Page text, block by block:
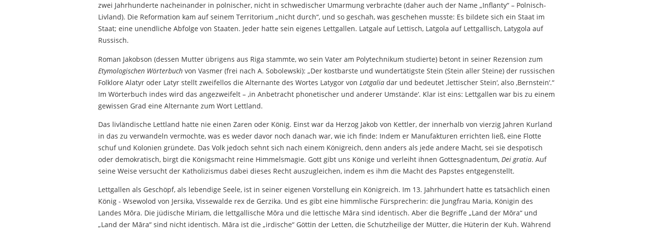
zwei Jahrhunderte nacheinander in polnischer, nicht in schwedischer Umarmung verbrachte (daher auch der Name „Inflanty“ – Polnisch-
Livland). Die Reformation kam auf seinem Territorium „nicht durch“, und so geschah, was geschehen musste: Es bildete sich ein Staat im
Staat; eine unendliche Abfolge von Staaten. Jeder hatte sein eigenes Lettgallen. Latgale auf Lettisch, Latgola auf Lettgallisch, Latygola auf
Russisch.
Roman Jakobson (dessen Mutter übrigens aus Riga stammte, wo sein Vater am Polytechnikum studierte) betont in seiner Rezension zum
Etymologischen Wörterbuch von Vasmer (frei nach A. Sobolewski): „Der kostbarste und wundertätigste Stein (Stein aller Steine) der russischen
Folklore Alatyr oder Latyr stellt zweifellos die Alternante des Wortes Latygor von Latgalia dar und bedeutet ‚lettischer Stein‘, also ‚Bernstein‘.“
Im Wörterbuch indes wird das angezweifelt – ‚in Anbetracht phonetischer und anderer Umstände‘. Klar ist eins: Lettgallen war bis zu einem
gewissen Grad eine Alternante zum Wort Lettland.
Das livländische Lettland hatte nie einen Zaren oder König. Einst war da Herzog Jakob von Kettler, der innerhalb von vierzig Jahren Kurland
in das zu verwandeln vermochte, was es weder davor noch danach war, wie ich finde: Indem er Manufakturen errichten ließ, eine Flotte
schuf und Kolonien gründete. Das Volk jedoch sehnt sich nach einem Königreich, denn anders als jede andere Macht, sei sie despotisch
oder demokratisch, birgt die Königsmacht reine Himmelsmagie. Gott gibt uns Könige und verleiht ihnen Gottesgnadentum, Dei gratia. Auf
seine Weise versucht der Katholizismus dabei dieses Recht auszugleichen, indem es ihm die Macht des Papstes entgegenstellt.
Lettgallen als Geschöpf, als lebendige Seele, ist in seiner eigenen Vorstellung ein Königreich. Im 13. Jahrhundert hatte es tatsächlich einen
König - Wsewolod von Jersika, Vissewalde rex de Gerzika. Und es gibt eine himmlische Fürsprecherin: die Jungfrau Maria, Königin des
Landes Mōra. Die jüdische Miriam, die lettgallische Mōra und die lettische Māra sind identisch. Aber die Begriffe „Land der Mōra“ und
„Land der Māra“ sind nicht identisch. Māra ist die „irdische“ Göttin der Letten, die Schutzheilige der Mütter, die Hüterin der Kuh. Während